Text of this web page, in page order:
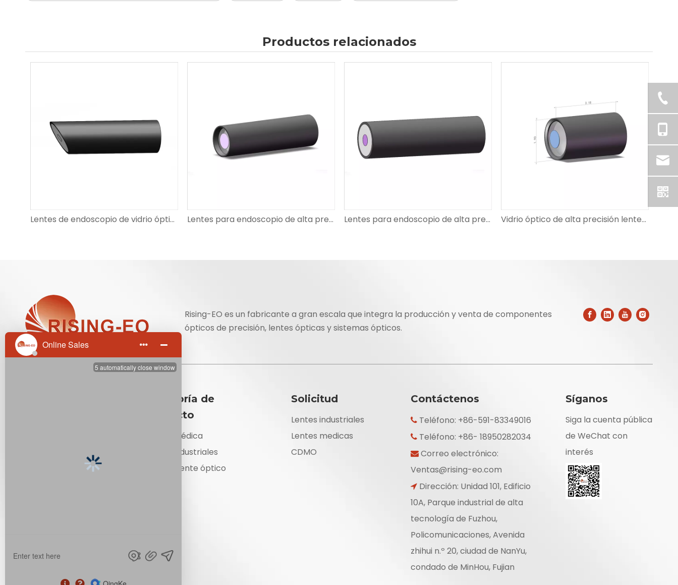
Productos relacionados
Lentes de endoscopio de vidrio óptico de alta precisión serie 1/6 de pulgada para chip médico OV2740 Lentes para endoscopio de alta precisión de grado médico serie OV9740 de 1/7 de pulgada Lentes para endoscopio de alta precisión de grado médico serie OV6930 de 1/11 pulgada Vidrio óptico de alta precisión lentes de endoscopio serie OV9734 de 1/9 pulgada para uso médico
Rising-EO es un fabricante a gran escala que integra la producción y venta de componentes
ópticos de precisión, lentes ópticas y sistemas ópticos.
Categoría de
producto
Óptica Médica
Lentes industriales
Componente óptico
Solicitud
Lentes industriales
Lentes medicas
CDMO
Contáctenos
 Teléfono: +86-591-83349016
 Teléfono: +86- 18950282034
Correo electrónico:
Ventas@rising-eo.com
 Dirección: Unidad 101, Edificio
10A, Parque industrial de alta
tecnología de Fuzhou,
Policomunicaciones, Avenida
zhihui n.º 20, ciudad de NanYu,
condado de MinHou, Fujian
Síganos
Siga la cuenta pública
de WeChat con
interés